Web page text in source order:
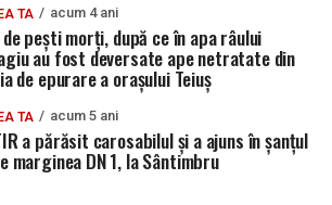
de ani din Galda de Jos, reținut după
și violat partenera
TA acum 4 ani
de pești morți, după ce în apa râului
au fost deversate ape netratate din
de epurare a orașului Teiuș
TA acum 5 ani
a părăsit carosabilul și a ajuns în șanțul
marginea DN 1, la Sântimbru